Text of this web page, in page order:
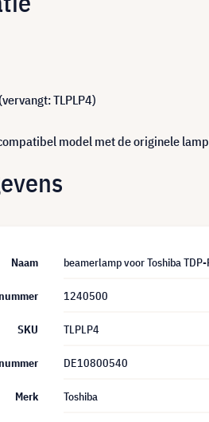
TLPLP4)
model met de originele
Naam beamerlamp voor Toshiba
1240500
SKU TLPLP4
DE10800540
Merk Toshiba